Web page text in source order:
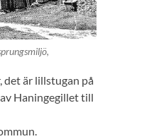
det är lillstugan på
Haningegillet till